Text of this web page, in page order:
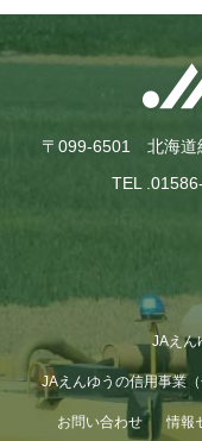
〒099-6501 北海道
TEL
JAえん
JAえんゆうの信用事業（
お問い合わせ 情報